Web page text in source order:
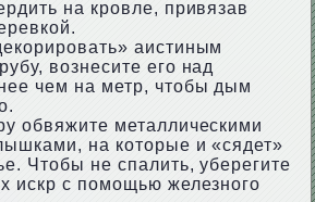
на кровле, привязав
аистиным
вознесите его над
чем на метр, чтобы дым
обвяжите металлическими
на которые и «сядет»
Чтобы не спалить, уберегите
искр с помощью железного